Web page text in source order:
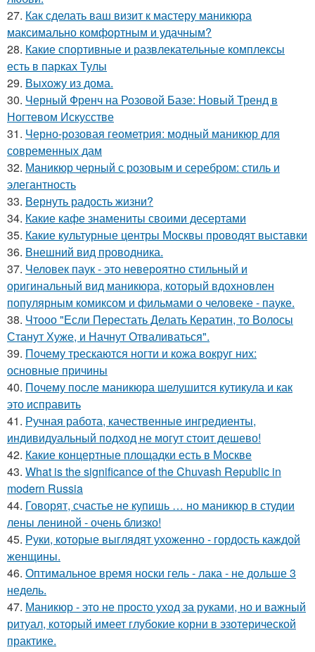
27. Как сделать ваш визит к мастеру маникюра
максимально комфортным и удачным?
28. Какие спортивные и развлекательные комплексы
есть в парках Тулы
29. Выхожу из дома.
30. Черный Френч на Розовой Базе: Новый Тренд в
Ногтевом Искусстве
31. Черно-розовая геометрия: модный маникюр для
современных дам
32. Маникюр черный с розовым и серебром: стиль и
элегантность
33. Вернуть радость жизни?
34. Какие кафе знамениты своими десертами
35. Какие культурные центры Москвы проводят выставки
36. Внешний вид проводника.
37. Человек паук - это невероятно стильный и
оригинальный вид маникюра, который вдохновлен
популярным комиксом и фильмами о человеке - пауке.
38. Чтооо "Если Перестать Делать Кератин, то Волосы
Станут Хуже, и Начнут Отваливаться".
39. Почему трескаются ногти и кожа вокруг них:
основные причины
40. Почему после маникюра шелушится кутикула и как
это исправить
41. Ручная работа, качественные ингредиенты,
индивидуальный подход не могут стоит дешево!
42. Какие концертные площадки есть в Москве
43. What is the significance of the Chuvash Republic in
modern Russia
44. Говорят, счастье не купишь … но маникюр в студии
лены лениной - очень близко!
45. Руки, которые выглядят ухоженно - гордость каждой
женщины.
46. Оптимальное время носки гель - лака - не дольше 3
недель.
47. Маникюр - это не просто уход за руками, но и важный
ритуал, который имеет глубокие корни в эзотерической
практике.